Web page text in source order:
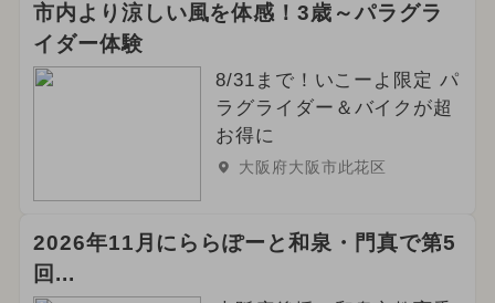
市内より涼しい風を体感！3歳～パラグラ
イダー体験
8/31まで！いこーよ限定 パ
ラグライダー＆バイクが超
お得に
大阪府大阪市此花区
2026年11月にららぽーと和泉・門真で第5
回...